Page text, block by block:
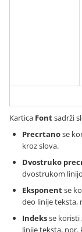
Kartica Fontsadrži
Precrtanose
kroz slova.
Dvostruko
dvostrukom
Eksponentse
deo linije teksta,
Indeksse koristi
linije teksta,